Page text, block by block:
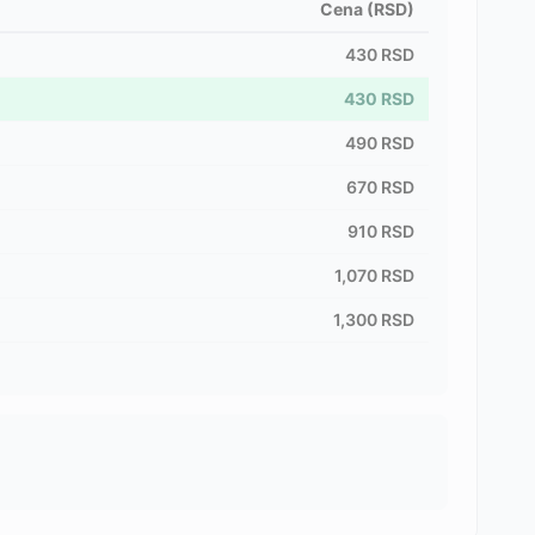
Cena (RSD)
430 RSD
430 RSD
490 RSD
670 RSD
910 RSD
1,070 RSD
1,300 RSD